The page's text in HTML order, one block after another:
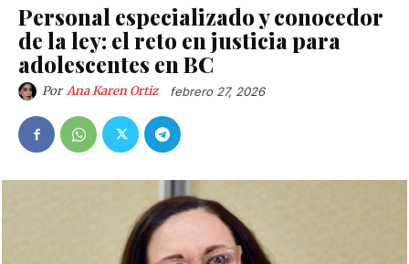
Personal especializado y conocedor
de la ley: el reto en justicia para
adolescentes en BC
Por Ana Karen Ortiz febrero 27, 2026